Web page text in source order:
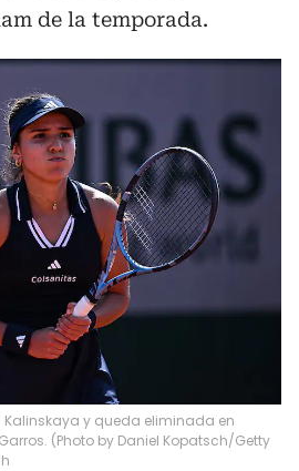
de la temporada.
Kalinskaya y queda eliminada en
(Photo by Daniel Kopatsch/Getty